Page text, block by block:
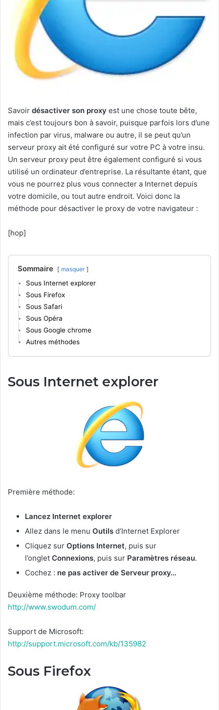
Savoir désactiver son proxy est une chose toute bête,
mais c’est toujours bon à savoir, puisque parfois lors d’une
infection par virus, malware ou autre, il se peut qu’un
serveur proxy ait été configuré sur votre PC à votre insu.
Un serveur proxy peut être également configuré si vous
utilisé un ordinateur d’entreprise. La résultante étant, que
vous ne pourrez plus vous connecter a Internet depuis
votre domicile, ou tout autre endroit. Voici donc la
méthode pour désactiver le proxy de votre navigateur :
[hop]
Sommaire masquer
Sous Internet explorer
Sous Firefox
Sous Safari
Sous Opéra
Sous Google chrome
Autres méthodes
Sous Internet explorer
Première méthode:
Lancez Internet explorer
Allez dans le menu Outils d’Internet Explorer
Cliquez sur Options Internet, puis sur
l’onglet Connexions, puis sur Paramètres réseau.
Cochez : ne pas activer de Serveur proxy…
Deuxième méthode: Proxy toolbar
http://www.swodum.com/
Support de Microsoft:
http://support.microsoft.com/kb/135982
Sous Firefox